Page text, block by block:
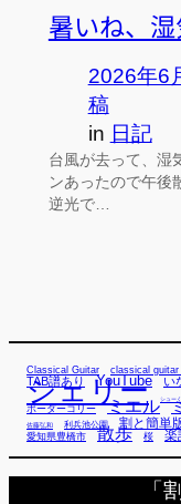
暑いね、
2026年6
稿
in 日記
台風が去って、湿
ンあったので午後
逆光で…
Classical Guitar classical guitar
TAB譜あり YouTube い
シェリー シューく
ボーダーコリー ミエル
佐藤弘和 利兵池公園 割と簡単
愛知県豊橋市 散歩 桜 楽
「